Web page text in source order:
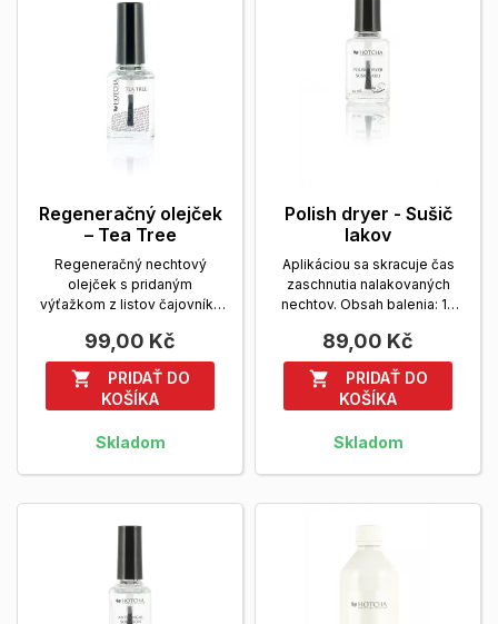
Regeneračný olejček
– Tea Tree
Regeneračný nechtový
olejček s pridaným
výťažkom z listov čajovníku
Tree.Obsah...Zobrazit viac
99,00 Kč

PRIDAŤ DO
KOŠÍKA
Skladom
Polish dryer - Sušič
lakov
Aplikáciou sa skracuje čas
zaschnutia nalakovaných
nechtov. Obsah balenia: 14
89,00 Kč

PRIDAŤ DO
KOŠÍKA
Skladom